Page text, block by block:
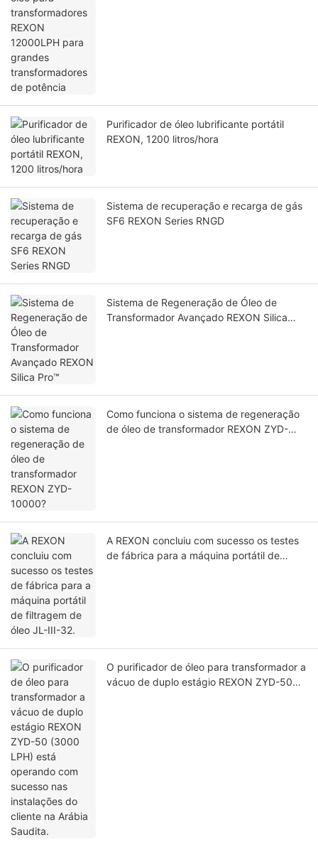
Purificador de óleo lubrificante portátil
REXON, 1200 litros/hora
Sistema de recuperação e recarga de gás
SF6 REXON Series RNGD
Sistema de Regeneração de Óleo de
Transformador Avançado REXON Silica
Como funciona o sistema de regeneração
de óleo de transformador REXON ZYD-
A REXON concluiu com sucesso os testes
de fábrica para a máquina portátil de
O purificador de óleo para transformador a
vácuo de duplo estágio REXON ZYD-50